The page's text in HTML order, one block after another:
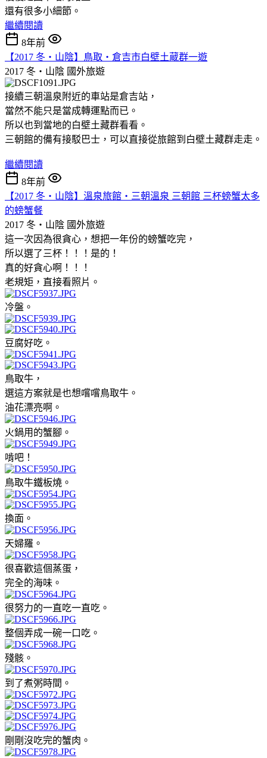
還有很多小細節。
繼續閱讀
8年前
【2017 冬‧山陰】鳥取‧倉吉市白壁土蔵群一遊
2017 冬‧山陰 國外旅遊
接續三朝溫泉附近的車站是倉吉站，
當然不能只是當成轉運點而已。
所以也到當地的白壁土藏群看看。
三朝館的備有接駁巴士，可以直接從旅館到白壁土藏群走走。
繼續閱讀
8年前
【2017 冬‧山陰】溫泉旅館‧三朝溫泉 三朝館 三杯螃蟹太多
的螃蟹餐
2017 冬‧山陰 國外旅遊
這一次因為很貪心，想把一年份的螃蟹吃完，
所以選了三杯！！！是的！
真的好貪心啊！！！
老規矩，直接看照片。
冷盤。
豆腐好吃。
鳥取牛，
選這方案就是也想嚐嚐鳥取牛。
油花漂亮啊。
火鍋用的蟹腳。
啃吧！
鳥取牛鐵板燒。
換面。
天婦羅。
很喜歡這個蒸蛋，
完全的海味。
很努力的一直吃一直吃。
整個弄成一碗一口吃。
殘骸。
到了煮粥時間。
剛剛沒吃完的蟹肉。